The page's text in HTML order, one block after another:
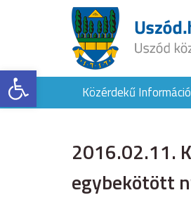
Eszköztár megnyitása
Közérdekű
2016.02.11.
egybekötött